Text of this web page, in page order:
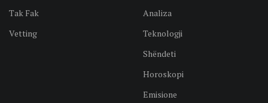
Tak Fak
Vetting
Analiza
Teknologji
Shëndeti
Horoskopi
Emisione